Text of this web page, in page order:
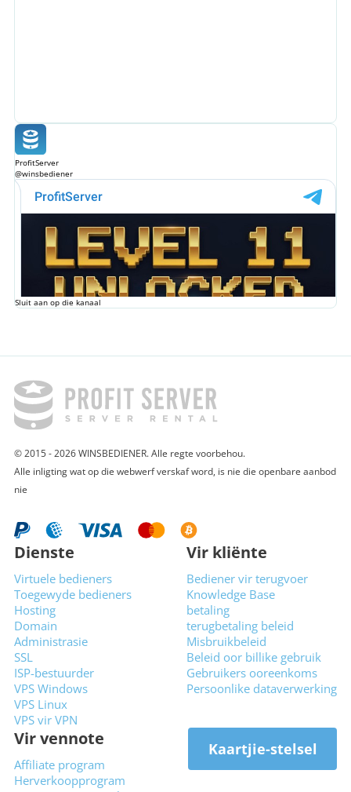
ProfitServer
@winsbediener
Sluit aan op die kanaal
© 2015 - 2026 WINSBEDIENER. Alle regte voorbehou.
Alle inligting wat op die webwerf verskaf word, is nie die openbare aanbod
nie
Dienste
Virtuele bedieners
Toegewyde bedieners
Hosting
Domain
Administrasie
SSL
ISP-bestuurder
VPS Windows
VPS Linux
VPS vir VPN
Vir kliënte
Bediener vir terugvoer
Knowledge Base
betaling
terugbetaling beleid
Misbruikbeleid
Beleid oor billike gebruik
Gebruikers ooreenkoms
Persoonlike dataverwerking
Vir vennote
Affiliate program
Herverkoopprogram
Kaartjie-stelsel